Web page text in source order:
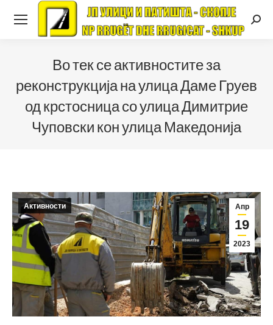
Во тек се активностите за
реконструкција на улица Даме Груев
од крстосница со улица Димитрие
Чуповски кон улица Македонија
Апр
19
2023
Активности